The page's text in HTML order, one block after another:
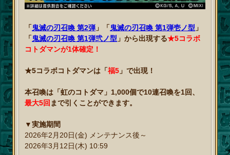
「鬼滅の刃召喚 第2弾 」「鬼滅の刃召喚 第1弾壱ノ型 」
「鬼滅の刃召喚 第1弾弐ノ型 」から出現する★5コラボ
コトダマンが1体確定！
★5コラボコトダマンは「福5 」で出現！
本召喚は「虹のコトダマ」1,000個で10連召喚を1回、
最大5回 まで引くことができます。
▼実施期間
2026年2月20日(金) メンテナンス後～
2026年3月12日(木) 10:59